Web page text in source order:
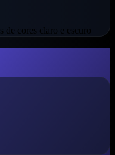
de cores claro e escuro